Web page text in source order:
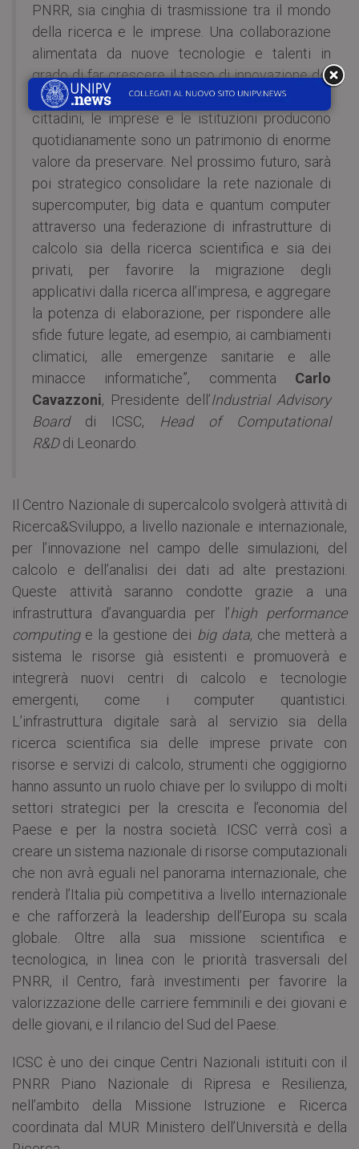
PNRR, sia cinghia di trasmissione tra il mondo
della ricerca e le imprese. Una collaborazione
alimentata da nuove tecnologie e talenti in
grado di far crescere il tasso di innovazione del
Paese, nella consapevolezza che i dati che i
cittadini, le imprese e le istituzioni producono
quotidianamente sono un patrimonio di enorme
valore da preservare. Nel prossimo futuro, sarà
poi strategico consolidare la rete nazionale di
supercomputer, big data e quantum computer
attraverso una federazione di infrastrutture di
calcolo sia della ricerca scientifica e sia dei
privati, per favorire la migrazione degli
applicativi dalla ricerca all’impresa, e aggregare
la potenza di elaborazione, per rispondere alle
sfide future legate, ad esempio, ai cambiamenti
climatici, alle emergenze sanitarie e alle
minacce informatiche”, commenta Carlo
Cavazzoni, Presidente dell’Industrial Advisory
Boarddi ICSC, Head of Computational
R&Ddi Leonardo.
Il Centro Nazionale di supercalcolo svolgerà attività di
Ricerca&Sviluppo, a livello nazionale e internazionale,
per l’innovazione nel campo delle simulazioni, del
calcolo e dell’analisi dei dati ad alte prestazioni.
Queste attività saranno condotte grazie a una
infrastruttura d’avanguardia per l’high performance
computinge la gestione dei big data, che metterà a
sistema le risorse già esistenti e promuoverà e
integrerà nuovi centri di calcolo e tecnologie
emergenti, come i computer quantistici.
L’infrastruttura digitale sarà al servizio sia della
ricerca scientifica sia delle imprese private con
risorse e servizi di calcolo, strumenti che oggigiorno
hanno assunto un ruolo chiave per lo sviluppo di molti
settori strategici per la crescita e l’economia del
Paese e per la nostra società. ICSC verrà così a
creare un sistema nazionale di risorse computazionali
che non avrà eguali nel panorama internazionale, che
renderà l’Italia più competitiva a livello internazionale
e che rafforzerà la leadership dell’Europa su scala
globale. Oltre alla sua missione scientifica e
tecnologica, in linea con le priorità trasversali del
PNRR, il Centro, farà investimenti per favorire la
valorizzazione delle carriere femminili e dei giovani e
delle giovani, e il rilancio del Sud del Paese.
ICSC è uno dei cinque Centri Nazionali istituiti con il
PNRR Piano Nazionale di Ripresa e Resilienza,
nell’ambito della Missione Istruzione e Ricerca
coordinata dal MUR Ministero dell’Università e della